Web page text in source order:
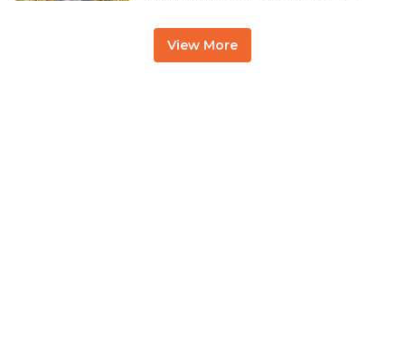
View More